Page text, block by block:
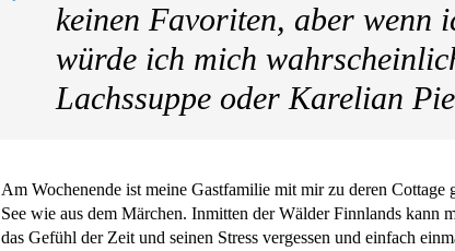
keinen Favoriten, aber wenn
würde ich mich
Lachssuppe oder Karelian
Am Wochenende ist meine Gastfamilie mit mir zu deren Cottage
See wie aus dem Märchen. Inmitten der Wälder Finnlands kann
das Gefühl der Zeit und seinen Stress vergessen und einfach